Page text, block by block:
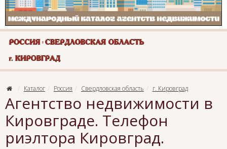
Каталог Россия Свердловская область г. Кировград
Агентство недвижимости в
Кировграде. Телефон
риэлтора Кировград.